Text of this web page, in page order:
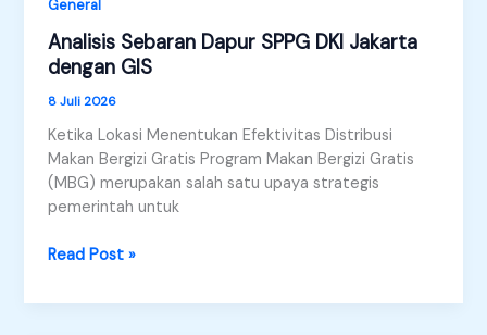
General
Analisis Sebaran Dapur SPPG DKI Jakarta
dengan GIS
8 Juli 2026
Ketika Lokasi Menentukan Efektivitas Distribusi
Makan Bergizi Gratis Program Makan Bergizi Gratis
(MBG) merupakan salah satu upaya strategis
pemerintah untuk
Analisis
Dapur
Read Post »